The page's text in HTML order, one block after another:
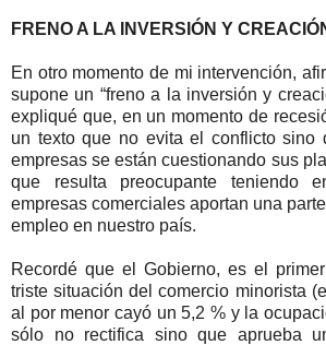
FRENO A LA INVERSIÓN Y
En otro momento de mi intervención,
supone un “freno a la inversión y
expliqué que, en un momento de
un texto que no evita el conflicto sino
empresas se están cuestionando sus
que resulta preocupante teniendo
empresas comerciales aportan una
empleo en nuestro país.
Recordé que el Gobierno, es el
triste situación del comercio minorista
al por menor cayó un 5,2 % y la
sólo no rectifica sino que aprueba